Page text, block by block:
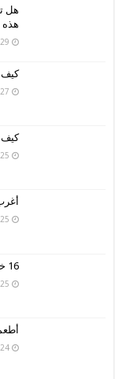
هل
29 يناير، 2019
كيف
27 يناير، 2019
كيف تتذكر 90%
25 يناير، 2019
أغرب 14 حيوان في
25 يناير، 2019
16 خرافة لا زالت تتداول في مجتمعنا وتواجهنا دائما !
25 يناير، 2019
24 يناير، 2019